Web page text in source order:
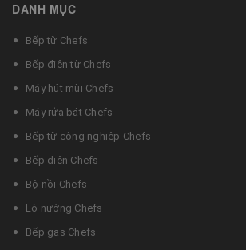
DANH MỤC
Bếp từ Chefs
Bếp điện từ Chefs
Máy hút mùi Chefs
Máy rửa bát Chefs
Bếp từ công nghiệp Chefs
Bếp điện Chefs
Bộ nồi Chefs
Lò nướng Chefs
Bếp gas Chefs